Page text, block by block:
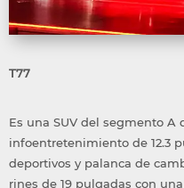
T77
Es una SUV del segmento
infoentretenimiento de 12.3
deportivos y palanca de
rines de 19 pulgadas con